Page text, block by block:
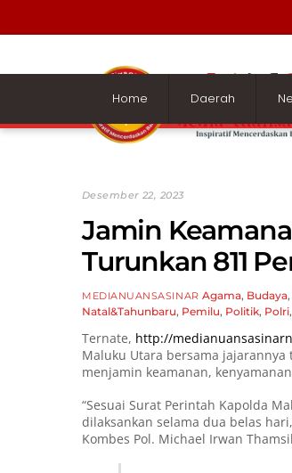
content
Home
Daerah
Desember 22, 2023
Jamin
Turunkan 811
MEDIANUANSASINAR Agama, Budaya,
Natal&Tahunbaru, Pemilu, Politik, Polri,
Ternate, http://
Maluku Utara bersama
menjamin keamanan,
“Sesuai Surat Perintah Kapolda
dilaksankan selama dua belas
Kombes Pol. Michael Irwan